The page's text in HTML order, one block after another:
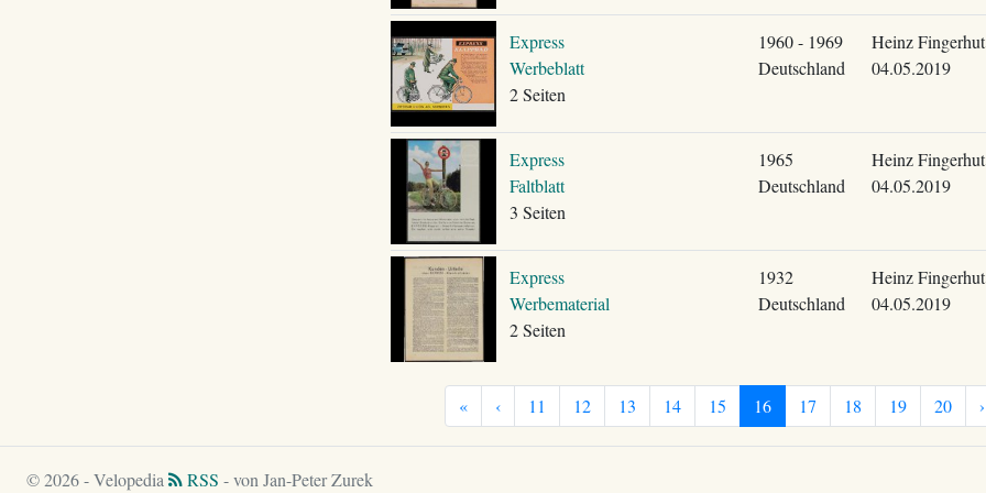
Express
Werbeblatt
2 Seiten
1960 - 1969
Deutschland
Heinz Fingerhut
04.05.2019
Express
Faltblatt
3 Seiten
1965
Deutschland
Heinz Fingerhut
04.05.2019
Express
Werbematerial
2 Seiten
1932
Deutschland
Heinz Fingerhut
04.05.2019
« ‹ 11 12 13 14 15 16 17 18 19 20 ›
© 2026 - Velopedia RSS - von Jan-Peter Zurek